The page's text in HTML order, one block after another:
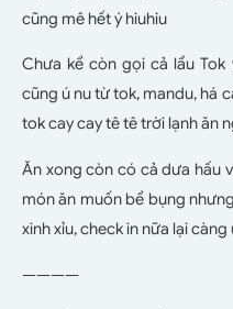
cũng mê hết ý hiuhiu
Chưa kể còn gọi cả lẩu
cũng ú nu từ tok, mandu, há
tok cay cay tê tê trời lạnh ăn
Ăn xong còn có cả dưa hấu
món ăn muốn bể bụng
xinh xỉu, check in nữa lại
————